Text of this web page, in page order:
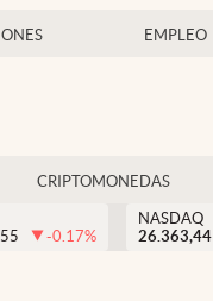
EMPLEO
CRIPTOMONEDAS
-0.17%
NASDAQ
26.363,44